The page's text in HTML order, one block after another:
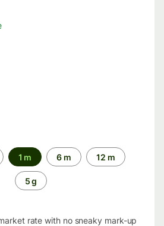
1 m 6 m 12 m
5 g
rate with no sneaky mark-up